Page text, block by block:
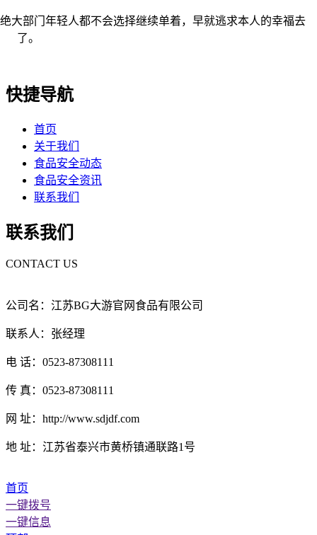
部门年轻人都不会选择继续单着，早就逃求本人的幸福去
了。
快捷导航
首页
关于我们
食品安全动态
食品安全资讯
联系我们
联系我们
CONTACT US
公司名：江苏BG大游官网食品有限公司
联系人：张经理
电 话：0523-87308111
传 真：0523-87308111
网 址：http://www.sdjdf.com
地 址：江苏省泰兴市黄桥镇通联路1号
首页
一键拨号
一键信息